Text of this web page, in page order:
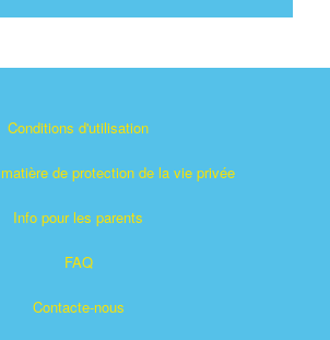
Conditions d'utilisation
de protection de la vie privée
Info pour les parents
FAQ
Contacte-nous